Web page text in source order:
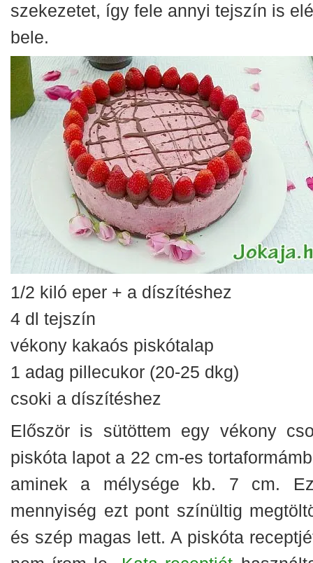
szekezetet, így fele annyi tejszín is
bele.
1/2 kiló eper + a díszítéshez
4 dl tejszín
vékony kakaós piskótalap
1 adag pillecukor (20-25 dkg)
csoki a díszítéshez
Először is sütöttem egy vékony
piskóta lapot a 22 cm-es
aminek a mélysége kb. 7 cm.
mennyiség ezt pont színültig
és szép magas lett. A piskóta